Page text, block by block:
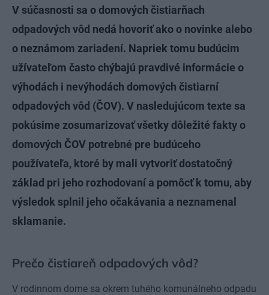
V súčasnosti sa o domových čistiarňach
odpadových vôd nedá hovoriť ako o novinke alebo
o neznámom zariadení. Napriek tomu budúcim
užívateľom často chýbajú pravdivé informácie o
výhodách i nevýhodách domových čistiarní
odpadových vôd (ČOV). V nasledujúcom texte sa
pokúsime zosumarizovať všetky dôležité fakty o
domových ČOV potrebné pre budúceho
používateľa, ktoré by mali vytvoriť dostatočný
základ pri jeho rozhodovaní a pomôcť k tomu, aby
výsledok splnil jeho očakávania a neznamenal
sklamanie.
Prečo čistiareň odpadových vôd?
V rodinnom dome sa okrem tuhého komunálneho odpadu